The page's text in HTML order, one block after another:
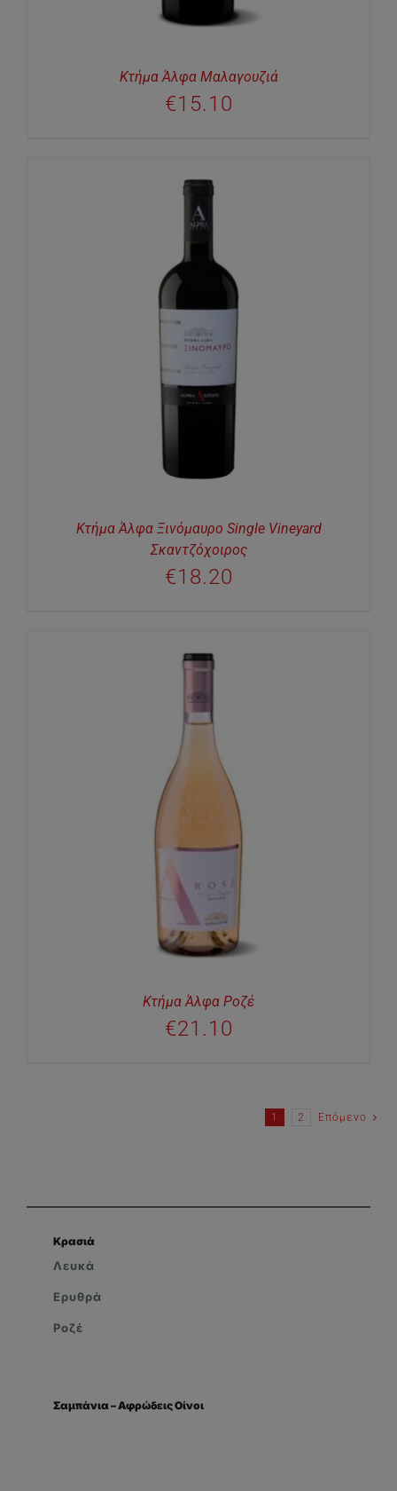
Κτήμα Άλφα Μαλαγουζιά
€15.10
Κτήμα Άλφα Ξινόμαυρο Single Vineyard
Σκαντζόχοιρος
€18.20
Κτήμα Άλφα Ροζέ
€21.10
1 2 Επόμενο
Κρασιά
Λευκά
Ερυθρά
Ροζέ
Σαμπάνια – Αφρώδεις Οίνοι